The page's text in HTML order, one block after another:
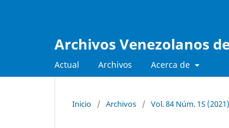
Archivos Venezolanos
Actual Archivos Acerca de
Inicio / Archivos / Vol. 84 Núm. 1S